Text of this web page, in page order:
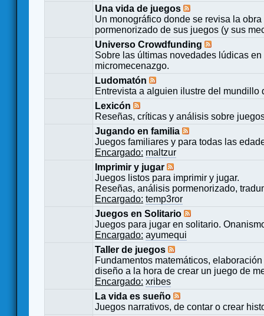
Una vida de juegos
Un monográfico donde se revisa la
pormenorizado de sus juegos (y sus
Universo Crowdfunding
Sobre las últimas novedades lúdicas
micromecenazgo.
Ludomatón
Entrevista a alguien ilustre del mundillo
Lexicón
Reseñas, críticas y análisis sobre
Jugando en familia
Juegos familiares y para todas las
Encargado: maltzur
Imprimir y jugar
Juegos listos para imprimir y jugar.
Reseñas, análisis pormenorizado,
Encargado: temp3ror
Juegos en Solitario
Juegos para jugar en solitario.
Encargado: ayumequi
Taller de juegos
Fundamentos matemáticos,
diseño a la hora de crear un juego de
Encargado: xribes
La vida es sueño
Juegos narrativos, de contar o crear